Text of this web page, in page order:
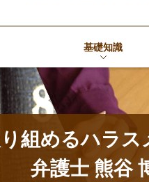
基礎知識
組めるハラス
弁護士 熊谷